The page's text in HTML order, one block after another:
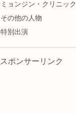
ミョンジン・クリニック
その他の人物
特別出演
スポンサーリンク